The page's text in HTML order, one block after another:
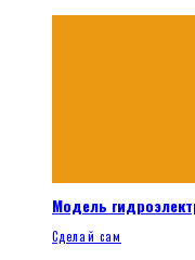
Модель
Сделай сам